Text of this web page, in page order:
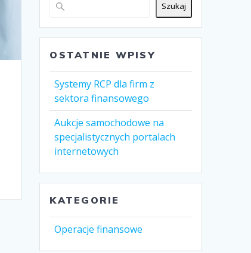
Szukaj
OSTATNIE WPISY
Systemy RCP dla firm z
sektora finansowego
Aukcje samochodowe na
specjalistycznych portalach
internetowych
KATEGORIE
Operacje finansowe